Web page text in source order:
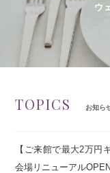
ウ
TOPICS お知ら
【ご来館で最大2万円
会場リニューアル